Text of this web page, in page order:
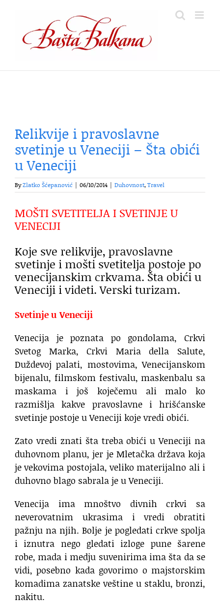
content
Relikvije i pravoslavne
svetinje u Veneciji – Šta obići
u Veneciji
ByZlatko Šćepanović 06/10/2014 Duhovnost,Travel
MOŠTI SVETITELJA I SVETINJE U
VENECIJI
Koje sve relikvije, pravoslavne
svetinje i mošti svetitelja postoje po
venecijanskim crkvama. Šta obići u
Veneciji i videti. Verski turizam.
Svetinje u Veneciji
Venecija je poznata po gondolama, Crkvi
Svetog Marka, Crkvi Maria della Salute,
Duždevoj palati, mostovima, Venecijanskom
bijenalu, filmskom festivalu, maskenbalu sa
maskama i još koječemu ali malo ko
razmišlja kakve pravoslavne i hrišćanske
svetinje postoje u Veneciji koje vredi obići.
Zato vredi znati šta treba obići u Veneciji na
duhovnom planu, jer je Mletačka država koja
je vekovima postojala, veliko materijalno ali i
duhovno blago sabrala je u Veneciji.
Venecija ima mnoštvo divnih crkvi sa
neverovatnim ukrasima i vredi obratiti
pažnju na njih. Bolje je pogledati crkve spolja
i iznutra nego gledati izloge pune šarene
robe, mada i medju suvenirima ima šta da se
vidi, posebno kada govorimo o majstorskim
komadima zanatske veštine u staklu, bronzi,
nakitu.